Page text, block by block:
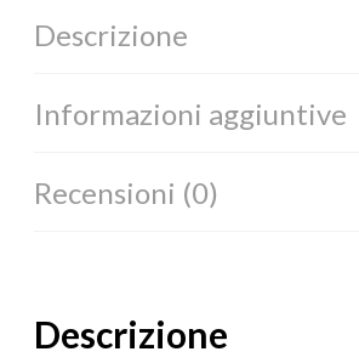
Descrizione
Informazioni aggiuntive
Recensioni (0)
Descrizione